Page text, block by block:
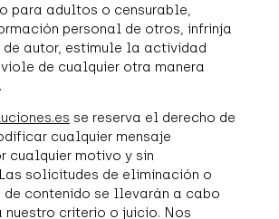
para adultos o censurable,
personal de otros, infrinja
de autor, estimule la actividad
de cualquier otra manera
se reserva el derecho de
cualquier mensaje
cualquier motivo y sin
solicitudes de eliminación o
contenido se llevarán a cabo
nuestro criterio o juicio. Nos